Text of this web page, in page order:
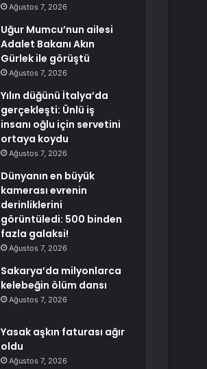
Ağustos 7, 2026
Uğur Mumcu’nun ailesi
Adalet Bakanı Akın
Gürlek ile görüştü
Ağustos 7, 2026
Yılın düğünü İtalya’da
gerçekleşti: Ünlü iş
insanı oğlu için servetini
ortaya koydu
Ağustos 7, 2026
Dünyanın en büyük
kamerası evrenin
derinliklerini
görüntüledi: 500 binden
fazla galaksi!
Ağustos 7, 2026
Sakarya’da milyonlarca
kelebeğin ölüm dansı
Ağustos 7, 2026
Yasak aşkın faturası ağır
oldu
Ağustos 7, 2026